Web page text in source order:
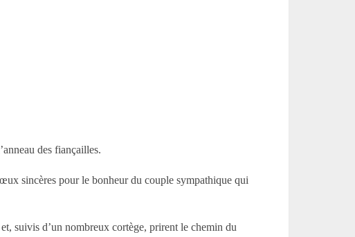
des fiançailles.
sincères pour le bonheur du couple sympathique qui
suivis d’un nombreux cortège, prirent le chemin du